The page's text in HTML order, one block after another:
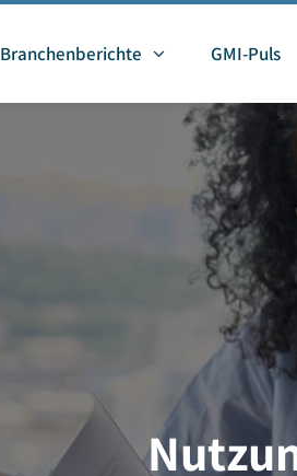
Branchenberichte GMI-Puls